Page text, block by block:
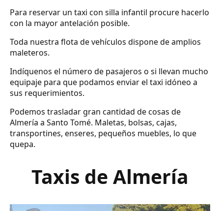
Para reservar un taxi con silla infantil procure hacerlo
con la mayor antelación posible.
Toda nuestra flota de vehículos dispone de amplios
maleteros.
Indíquenos el número de pasajeros o si llevan mucho
equipaje para que podamos enviar el taxi idóneo a
sus requerimientos.
Podemos trasladar gran cantidad de cosas de
Almería a Santo Tomé. Maletas, bolsas, cajas,
transportines, enseres, pequeños muebles, lo que
quepa.
Taxis de Almería